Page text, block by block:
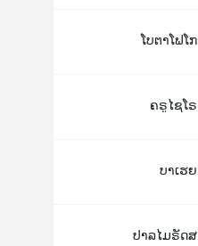
ໂບຕາໂຟໂກ
ຄຣູໄຊໂຣ
ບາເຮຍ
ປາລໄມຣັດສ